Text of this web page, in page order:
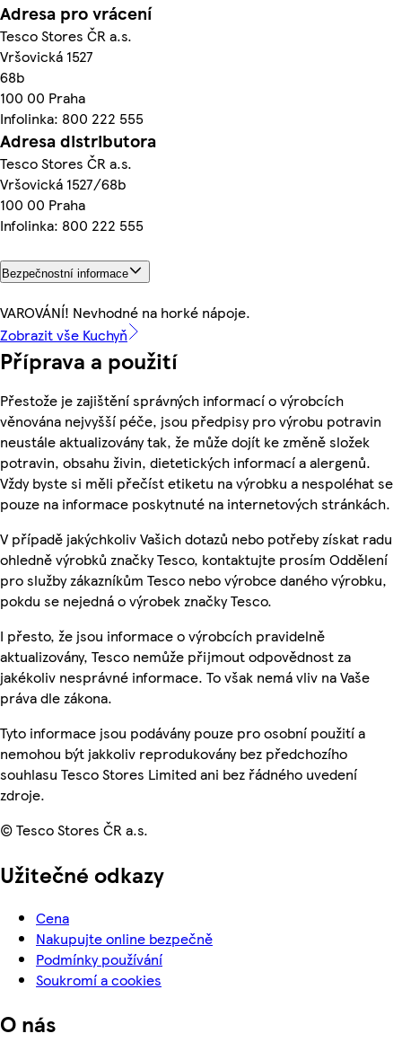
Adresa pro vrácení
Tesco Stores ČR a.s.
Vršovická 1527
68b
100 00 Praha
Infolinka: 800 222 555
Adresa distributora
Tesco Stores ČR a.s.
Vršovická 1527/68b
100 00 Praha
Infolinka: 800 222 555
Bezpečnostní informace
VAROVÁNÍ! Nevhodné na horké nápoje.
Zobrazit vše Kuchyň
Příprava a použití
Přestože je zajištění správných informací o výrobcích
věnována nejvyšší péče, jsou předpisy pro výrobu potravin
neustále aktualizovány tak, že může dojít ke změně složek
potravin, obsahu živin, dietetických informací a alergenů.
Vždy byste si měli přečíst etiketu na výrobku a nespoléhat se
pouze na informace poskytnuté na internetových stránkách.
V případě jakýchkoliv Vašich dotazů nebo potřeby získat radu
ohledně výrobků značky Tesco, kontaktujte prosím Oddělení
pro služby zákazníkům Tesco nebo výrobce daného výrobku,
pokdu se nejedná o výrobek značky Tesco.
I přesto, že jsou informace o výrobcích pravidelně
aktualizovány, Tesco nemůže přijmout odpovědnost za
jakékoliv nesprávné informace. To však nemá vliv na Vaše
práva dle zákona.
Tyto informace jsou podávány pouze pro osobní použití a
nemohou být jakkoliv reprodukovány bez předchozího
souhlasu Tesco Stores Limited ani bez řádného uvedení
zdroje.
© Tesco Stores ČR a.s.
Užitečné odkazy
Cena
Nakupujte online bezpečně
Podmínky používání
Soukromí a cookies
O nás